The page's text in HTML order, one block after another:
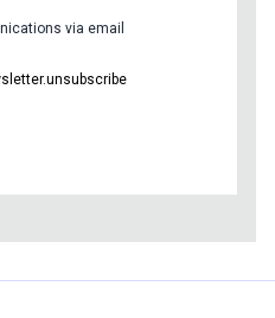
via email